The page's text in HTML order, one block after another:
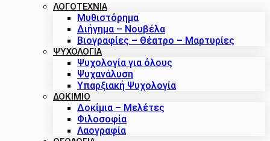
ΛΟΓΟΤΕΧΝΙΑ
Μυθιστόρημα
Διήγημα – Νουβέλα
Βιογραφίες – Θέατρο – Μαρτυρίες
ΨΥΧΟΛΟΓΙΑ
Ψυχολογία για όλους
Ψυχανάλυση
Υπαρξιακή Ψυχολογία
ΔΟΚΊΜΙΟ
Δοκίμια – Μελέτες
Φιλοσοφία
Λαογραφία